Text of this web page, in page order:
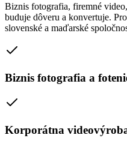
Biznis fotografia, firemné
buduje dôveru a konvertuje.
slovenské a maďarské
Biznis fotografia a
Korporátna